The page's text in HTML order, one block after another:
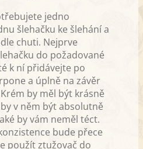
jedno
šlehačku ke šlehání a
chuti. Nejprve
do požadované
k ní přidávejte po
a úplně na závěr
by měl být krásně
v něm být absolutně
by vám neměl téct.
bude přece
použít ztužovač do